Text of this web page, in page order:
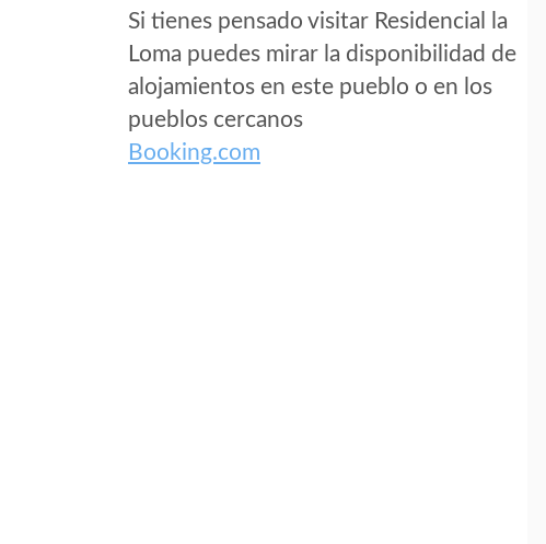
Si tienes pensado visitar Residencial la
Loma puedes mirar la disponibilidad de
alojamientos en este pueblo o en los
pueblos cercanos
Booking.com